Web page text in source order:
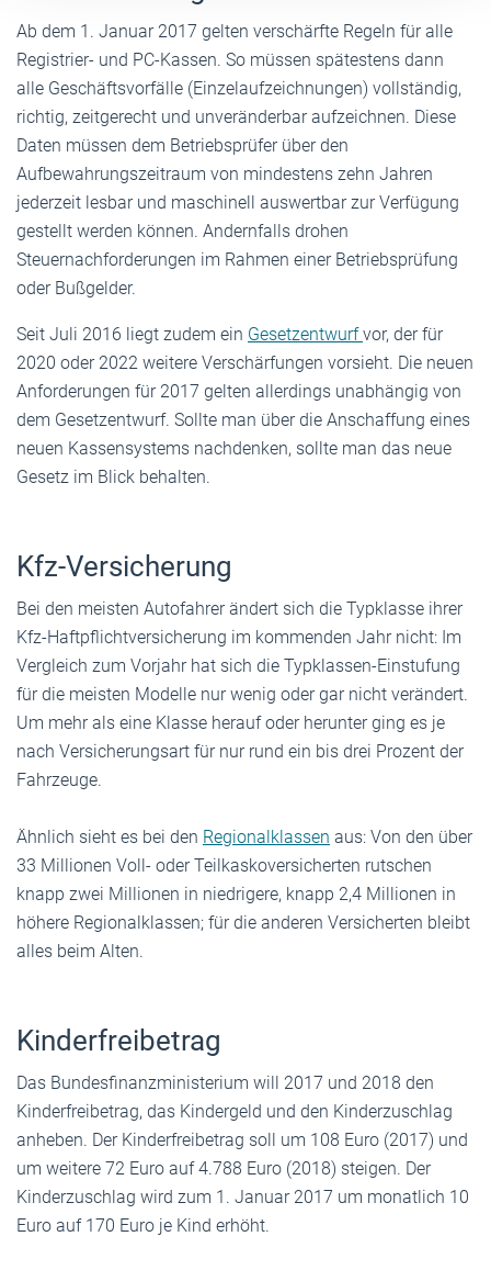
Ab dem 1. Januar 2017 gelten verschärfte Regeln für alle
Registrier- und PC-Kassen. So müssen spätestens dann
alle Geschäftsvorfälle (Einzelaufzeichnungen) vollständig,
richtig, zeitgerecht und unveränderbar aufzeichnen. Diese
Daten müssen dem Betriebsprüfer über den
Aufbewahrungszeitraum von mindestens zehn Jahren
jederzeit lesbar und maschinell auswertbar zur Verfügung
gestellt werden können. Andernfalls drohen
Steuernachforderungen im Rahmen einer Betriebsprüfung
oder Bußgelder.
Seit Juli 2016 liegt zudem ein Gesetzentwurfvor, der für
2020 oder 2022 weitere Verschärfungen vorsieht. Die neuen
Anforderungen für 2017 gelten allerdings unabhängig von
dem Gesetzentwurf. Sollte man über die Anschaffung eines
neuen Kassensystems nachdenken, sollte man das neue
Gesetz im Blick behalten.
Kfz-Versicherung
Bei den meisten Autofahrer ändert sich die Typklasse ihrer
Kfz-Haftpflichtversicherung im kommenden Jahr nicht: Im
Vergleich zum Vorjahr hat sich die Typklassen-Einstufung
für die meisten Modelle nur wenig oder gar nicht verändert.
Um mehr als eine Klasse herauf oder herunter ging es je
nach Versicherungsart für nur rund ein bis drei Prozent der
Fahrzeuge.
Ähnlich sieht es bei den Regionalklassen aus: Von den über
33 Millionen Voll- oder Teilkaskoversicherten rutschen
knapp zwei Millionen in niedrigere, knapp 2,4 Millionen in
höhere Regionalklassen; für die anderen Versicherten bleibt
alles beim Alten.
Kinderfreibetrag
Das Bundesfinanzministerium will 2017 und 2018 den
Kinderfreibetrag, das Kindergeld und den Kinderzuschlag
anheben. Der Kinderfreibetrag soll um 108 Euro (2017) und
um weitere 72 Euro auf 4.788 Euro (2018) steigen. Der
Kinderzuschlag wird zum 1. Januar 2017 um monatlich 10
Euro auf 170 Euro je Kind erhöht.